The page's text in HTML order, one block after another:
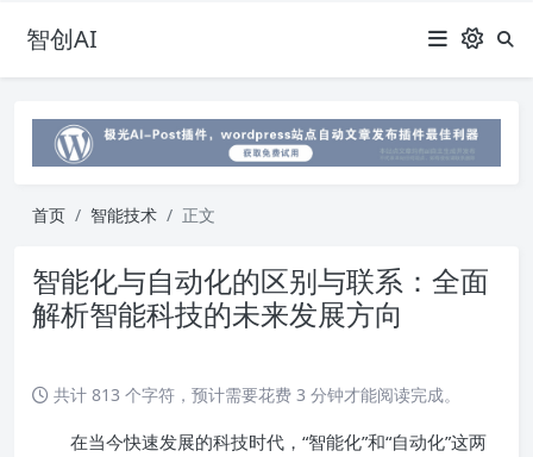
智创AI
首页 智能技术 正文
智能化与自动化的区别与联系：全面
解析智能科技的未来发展方向
共计 813 个字符，预计需要花费 3 分钟才能阅读完成。
在当今快速发展的科技时代，“智能化”和“自动化”这两